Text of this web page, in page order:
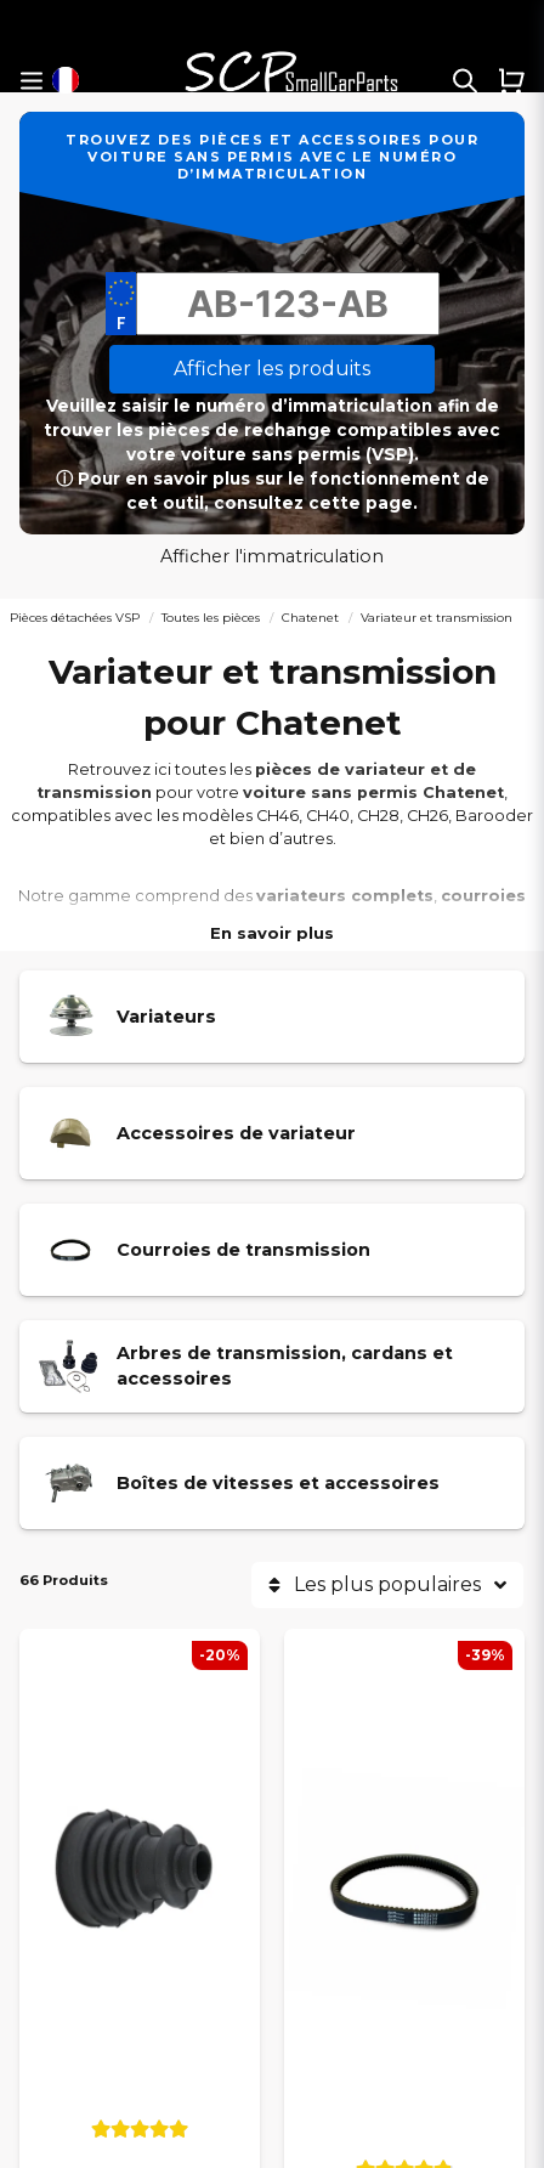
TROUVEZ DES PIÈCES ET ACCESSOIRES POUR
VOITURE SANS PERMIS AVEC LE NUMÉRO
D’IMMATRICULATION
Afficher les produits
Veuillez saisir le numéro d’immatriculation afin de
trouver les pièces de rechange compatibles avec
votre voiture sans permis (VSP).
ⓘ Pour en savoir plus sur le fonctionnement de
cet outil, consultez cette page.
Afficher l'immatriculation
Pièces détachées VSP Toutes les pièces Chatenet Variateur et transmission
Variateur et transmission
pour Chatenet
Retrouvez ici toutes les pièces de variateur et de
transmission pour votre voiture sans permis Chatenet,
compatibles avec les modèles CH46, CH40, CH28, CH26, Barooder
et bien d’autres.
Notre gamme comprend des variateurs complets, courroies
et diversaccessoires
Toutes nos pièces sont sélectionnées pour leur qualité, leur
Chatenet. Elles garantissent des performances optimales et une
Faites confiance à notre expertise pour prolonger la durée de vie
En savoir plus
Variateurs
Accessoires de variateur
Courroies de transmission
Arbres de transmission, cardans et
accessoires
Boîtes de vitesses et accessoires
66 Produits Les plus populaires
-20% -39%